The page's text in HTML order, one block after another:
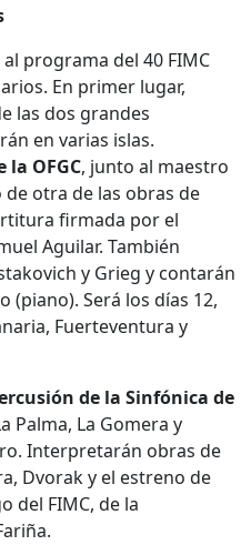
programa del 40 FIMC
En primer lugar,
las dos grandes
en varias islas.
la OFGC, junto al maestro
otra de las obras de
firmada por el
Aguilar. También
y Grieg y contarán
(piano). Será los días 12,
Fuerteventura y
de la Sinfónica de
Palma, La Gomera y
Interpretarán obras de
Dvorak y el estreno de
del FIMC, de la